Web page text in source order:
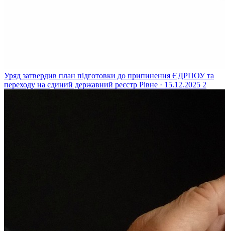
Уряд затвердив план підготовки до припинення ЄДРПОУ та
переходу на єдиний державний реєстр Рівне · 15.12.2025 2